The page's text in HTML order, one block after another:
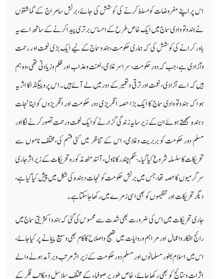
اس پراپنے مفروضات کومسلط کرنے کی کوشش کی جائے، برٹش سامراج کے گماشتوں
نے ہندوتو وادی سماج میں ایک خاص طرح کے احساس برتری پیداکرنے کے ساتھ اسے یہ
باور کرانے کی کوشش کی کہ ہماری حکومت،ہندوسماج کے لیے ایک بڑی نعمت او ر رحمت
وآزادی ہے،جب کہ دور حکومت، سراسر غلامی،لعنت وعذاب اور ظلم وزیادتی تھی،وہ ہم
ہیں کہ اسے آزادی، نعمت اور ترقی وتعمیر کے دور میں لے آئے ہیں۔ اس پروپیگنڈا کا اثر یہ
ہوا کہ ہندوتو وادی سماج کا ایک بڑا حصہ انگریزی دور حکومت اور انگریزوں کواپنا نجات
دہندہ سمجھتے ہوئے ان کے زیر سایہ زندگی گزارنے کو ایک نعمت ورحمت تصور کرنے لگا اور
مسلم دور حکومت کو بربریت وغلامی، اس کے تناظر میں کئی قسم کی،مختلف ناموں سے
تحریکات کا سلسلہ شروع کیا گیا۔ بنکم چندر کاناول، آنند مٹھ مذکورہ تحریکات کے زیر اثر جاری
سرگرمیوں کا حصہ تھا، جس میں برٹش حکومت کو نجات دہندہ کی شکل میں پیش کیا گیا ہے،
دیگر تحریکات اور تنظیموں کوبھی اسی زمرے میں رکھاجاسکتاہے۔
جاری تحریکات میں اس کی ضرورت بھی شدت سے محسوس کی گئی کہ ہندو اکثریتی سماج میں
رائج افکار واعمال اور مراہم وروایات میں تصحیح واصلاح کاکام بھی وسیع پیمانے پر کیاجائے،
اس میں اسلام بطور مسلمانوں اور مسلم دورحکومت کے زیر اثر مرتب وبرآمد ہونے والے
اثرات ونتائج کو بھی رکھا جائے، خاص طور پر صوفیاء کے مختلف سلاسل ومکاتب فکر کے